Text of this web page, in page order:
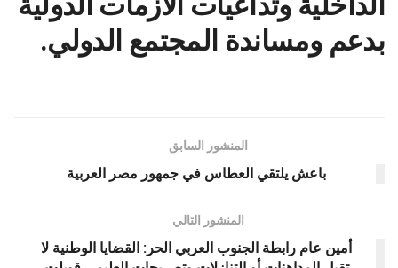
بدعم ومساندة المجتمع الدولي.
المنشور السابق
باعش يلتقي العطاس في جمهور مصر العربية
المنشور التالي
أمين عام رابطة الجنوب العربي الحر: القضايا الوطنية لا